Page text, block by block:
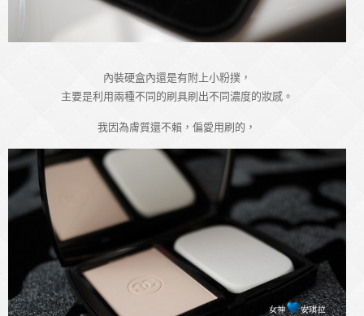
內裝硬盒內還是有附上小粉撲，
主要是利用兩種不同的刷具刷出不同濃度的妝感。
我因為膚質還不賴，偏愛用刷的，